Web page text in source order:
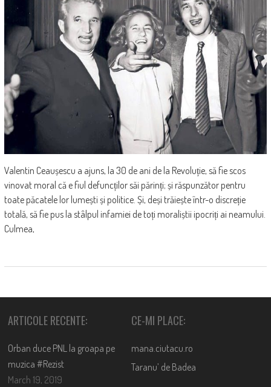
Valentin Ceaușescu a ajuns, la 30 de ani de la Revoluție, să fie scos
vinovat moral că e fiul defuncților săi părinți; și răspunzător pentru
toate păcatele lor lumești și politice. Și, deși trăiește într-o discreție
totală, să fie pus la stâlpul infamiei de toți moraliștii ipocriți ai neamului.
Culmea,
ARTICOLE RECENTE:
Orban duce PNL la groapa pe
muzica #Rezist
March 19, 2019
CE-MI PLACE:
mana.ciutacu.ro
Taranu’ de Badea